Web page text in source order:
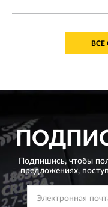
ВСЕ
Подпишись, чтобы
предложениях,